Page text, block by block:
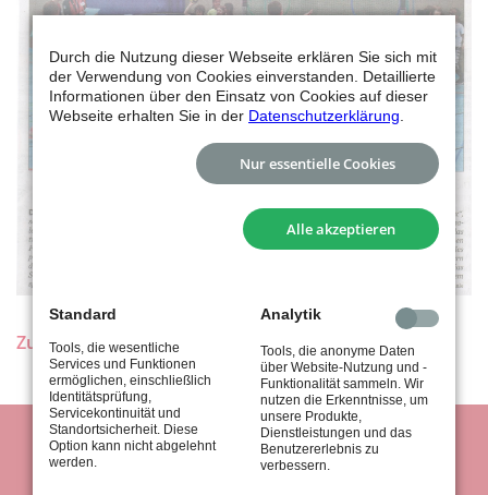
Zurück
Durch die Nutzung dieser Webseite erklären Sie sich mit
der Verwendung von Cookies einverstanden. Detaillierte
Informationen über den Einsatz von Cookies auf dieser
Webseite erhalten Sie in der Datenschutzerklärung
Nur essentielle Cookies
Alle akzeptieren
Standard
Tools, die wesentliche
Services und Funktionen
ermöglichen, einschließlich
Identitätsprüfung,
Servicekontinuität und
Standortsicherheit. Diese
Option kann nicht abgelehnt
werden.
Analytik
Tools, die anonyme Daten
über Website-Nutzung und -
Funktionalität sammeln. Wir
nutzen die Erkenntnisse, um
unsere Produkte,
Dienstleistungen und das
Benutzererlebnis zu
verbessern.